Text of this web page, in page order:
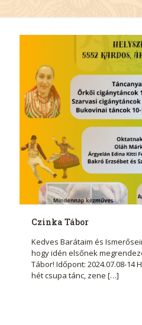
Czinka Tábor
Kedves Barátaim és
hogy idén elsőnek
Tábor! Időpont: 2024.07.08-14
hét csupa tánc, zene […]